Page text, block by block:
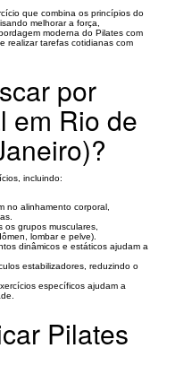
que combina os princípios do
melhorar a força,
moderna do Pilates com
realizar tarefas cotidianas com
por
em Rio de
incluindo:
no alinhamento corporal,
os grupos musculares,
lombar e pelve).
dinâmicos e estáticos ajudam a
estabilizadores, reduzindo o
específicos ajudam a
Pilates